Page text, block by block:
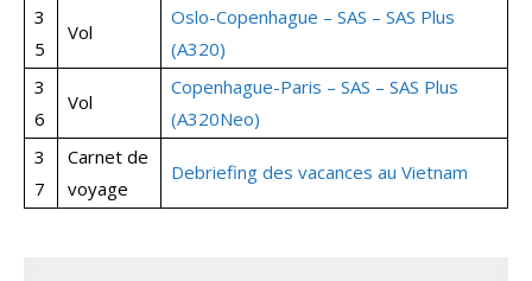
3
5
Vol
Oslo-Copenhague – SAS – SAS Plus
(A320)
3
6
Vol
Copenhague-Paris – SAS – SAS Plus
(A320Neo)
3
7
Carnet de
voyage
Debriefing des vacances au Vietnam